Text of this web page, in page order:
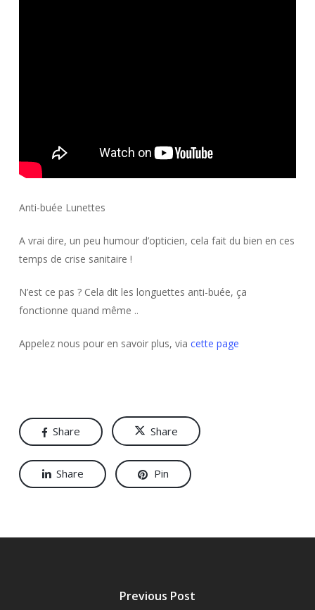
Anti-buée Lunettes
A vrai dire, un peu humour d’opticien, cela fait du bien en ces
temps de crise sanitaire !
N’est ce pas ? Cela dit les longuettes anti-buée, ça
fonctionne quand même ..
Appelez nous pour en savoir plus, via cette page
Share Share
Share Pin
Previous Post